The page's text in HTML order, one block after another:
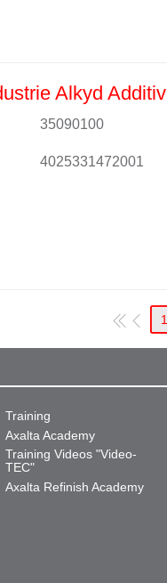
Alkyd
35090100
4025331472001
1
Training
Axalta Academy
Training Videos "Video-
TEC"
Axalta Refinish Academy